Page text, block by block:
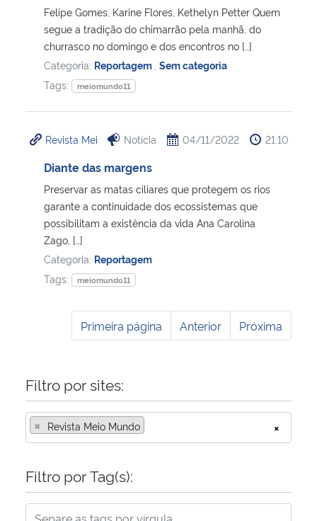
Felipe Gomes, Karine Flores, Kethelyn Petter Quem
segue a tradição do chimarrão pela manhã, do
churrasco no domingo e dos encontros no […]
Categoria: Reportagem Sem categoria
Tags:
meiomundo11
Revista Mei Notícia 04/11/2022 21:10
Diante das margens
Preservar as matas ciliares que protegem os rios
garante a continuidade dos ecossistemas que
possibilitam a existência da vida Ana Carolina
Zago, […]
Categoria: Reportagem
Tags:
meiomundo11
Primeira página Anterior Próxima
Filtro por sites:
×
× Revista Meio Mundo
Filtro por Tag(s):